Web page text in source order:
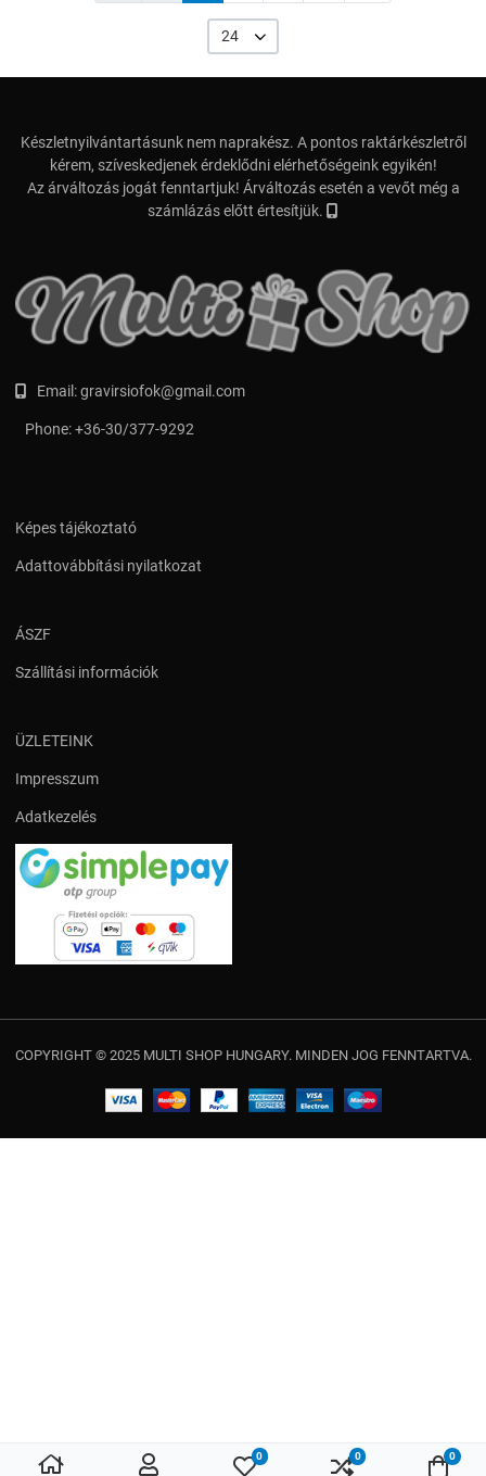
Kedvencek
0 Összehasonlítás
0 0
24
Készletnyilvántartásunk nem naprakész. A pontos raktárkészletről
kérem, szíveskedjenek érdeklődni elérhetőségeink egyikén!
Az árváltozás jogát fenntartjuk! Árváltozás esetén a vevőt még a
számlázás előtt értesítjük.
Email:gravirsiofok@gmail.com
Phone:+36-30/377-9292
Képes tájékoztató
Adattovábbítási nyilatkozat
ÁSZF
Szállítási információk
ÜZLETEINK
Impresszum
Adatkezelés
COPYRIGHT © 2025 MULTI SHOP HUNGARY. MINDEN JOG FENNTARTVA.